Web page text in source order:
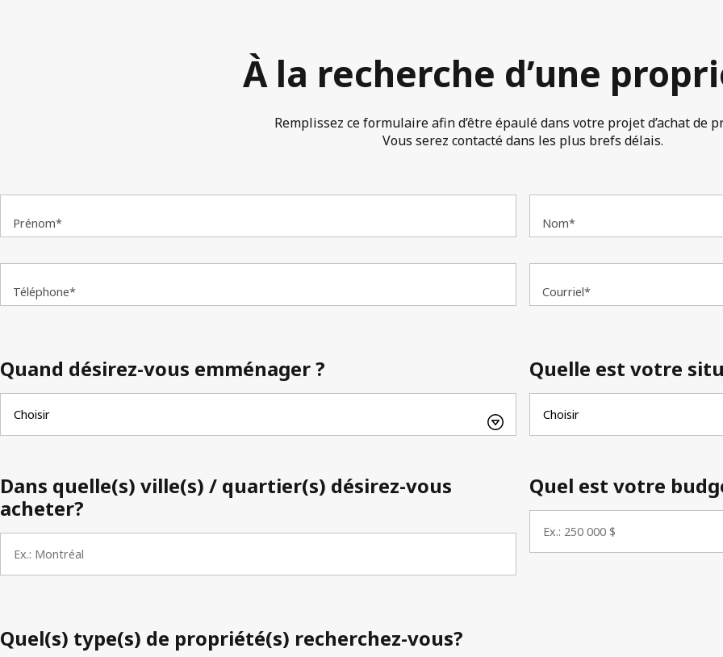
À la recherche d’une
Remplissez ce formulaire afin d’être épaulé dans votre projet d’achat de
Vous serez contacté dans les plus brefs délais.
Prénom* Nom*
Téléphone* Courriel*
Quand désirez-vous emménager ? Quelle est votre
Dans quelle(s) ville(s) / quartier(s) désirez-vous
acheter?
Quel est votre
Quel(s) type(s) de propriété(s) recherchez-vous?